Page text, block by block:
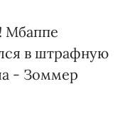
Мбаппе
в штрафную
- Зоммер